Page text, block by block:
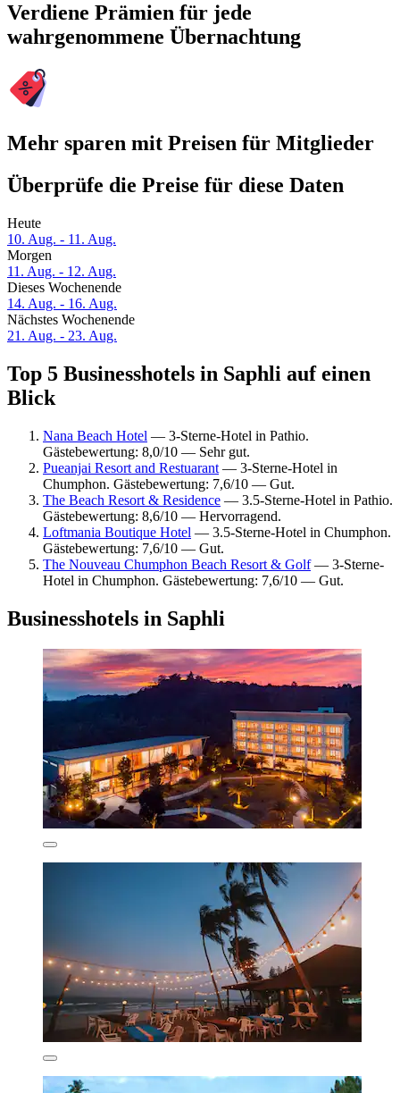
Verdiene Prämien für jede
wahrgenommene Übernachtung
Mehr sparen mit Preisen für Mitglieder
Überprüfe die Preise für diese Daten
Heute
10. Aug. - 11. Aug.
Morgen
11. Aug. - 12. Aug.
Dieses Wochenende
14. Aug. - 16. Aug.
Nächstes Wochenende
21. Aug. - 23. Aug.
Top 5 Businesshotels in Saphli auf einen
Blick
Nana Beach Hotel — 3-Sterne-Hotel in Pathio.
Gästebewertung: 8,0/10 — Sehr gut.
Pueanjai Resort and Restuarant — 3-Sterne-Hotel in
Chumphon. Gästebewertung: 7,6/10 — Gut.
The Beach Resort & Residence — 3.5-Sterne-Hotel in Pathio.
Gästebewertung: 8,6/10 — Hervorragend.
Loftmania Boutique Hotel — 3.5-Sterne-Hotel in Chumphon.
Gästebewertung: 7,6/10 — Gut.
The Nouveau Chumphon Beach Resort & Golf— 3-Sterne-
Hotel in Chumphon. Gästebewertung: 7,6/10 — Gut.
Businesshotels in Saphli